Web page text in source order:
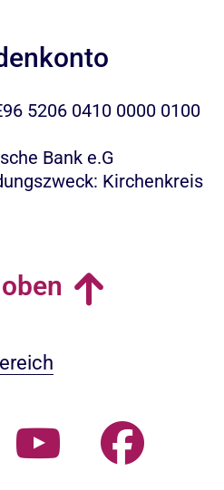
5206 0410 0000 0100
Bank e.G
Kirchenkreis